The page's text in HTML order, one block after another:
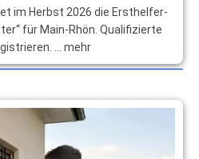
im Herbst 2026 die Ersthelfer-
für Main-Rhön. Qualifizierte
… mehr